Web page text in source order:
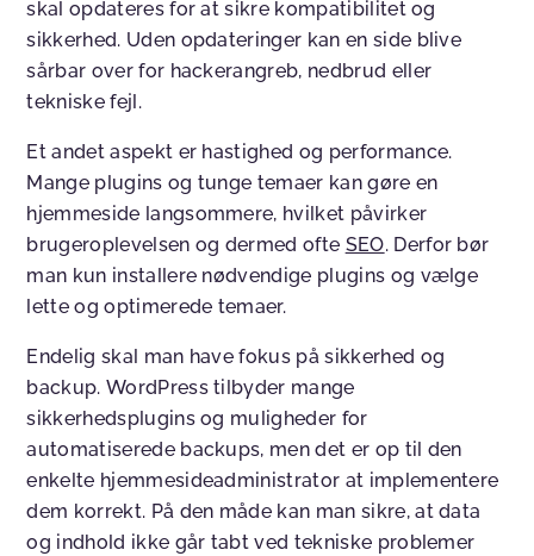
skal opdateres for at sikre kompatibilitet og
sikkerhed. Uden opdateringer kan en side blive
sårbar over for hackerangreb, nedbrud eller
tekniske fejl.
Et andet aspekt er hastighed og performance.
Mange plugins og tunge temaer kan gøre en
hjemmeside langsommere, hvilket påvirker
brugeroplevelsen og dermed ofte SEO. Derfor bør
man kun installere nødvendige plugins og vælge
lette og optimerede temaer.
Endelig skal man have fokus på sikkerhed og
backup. WordPress tilbyder mange
sikkerhedsplugins og muligheder for
automatiserede backups, men det er op til den
enkelte hjemmesideadministrator at implementere
dem korrekt. På den måde kan man sikre, at data
og indhold ikke går tabt ved tekniske problemer